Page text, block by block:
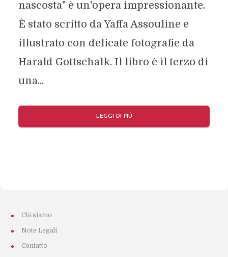
nascosta" è un'opera impressionante.
È stato scritto da Yaffa Assouline e
illustrato con delicate fotografie da
Harald Gottschalk. Il libro è il terzo di
una...
LEGGI DI PIÚ
Chi siamo
Note Legali
Contatto